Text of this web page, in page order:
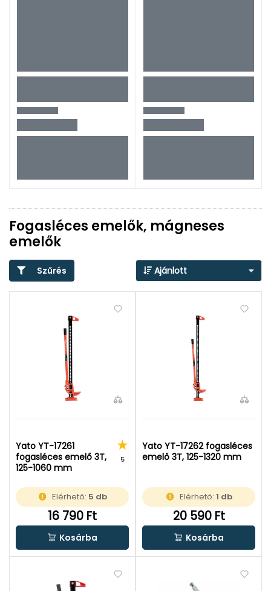
Fogasléces emelők, mágneses
emelők
Szűrés Ajánlott
Yato YT-17261
fogasléces emelő 3T,
125-1060 mm
5
Elérhető: 5 db
16 790 Ft
Kosárba
Yato YT-17262 fogasléces
emelő 3T, 125-1320 mm
Elérhető: 1 db
20 590 Ft
Kosárba